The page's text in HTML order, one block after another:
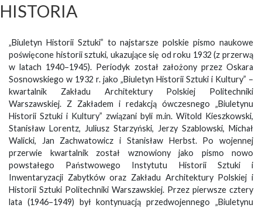
HISTORIA
„Biuletyn Historii Sztuki” to najstarsze polskie pismo naukowe
poświęcone historii sztuki, ukazujące się od roku 1932 (z przerwą
w latach 1940–1945). Periodyk został założony przez Oskara
Sosnowskiego w 1932 r. jako „Biuletyn Historii Sztuki i Kultury” –
kwartalnik Zakładu Architektury Polskiej Politechniki
Warszawskiej. Z Zakładem i redakcją ówczesnego „Biuletynu
Historii Sztuki i Kultury” związani byli m.in. Witold Kieszkowski,
Stanisław Lorentz, Juliusz Starzyński, Jerzy Szablowski, Michał
Walicki, Jan Zachwatowicz i Stanisław Herbst. Po wojennej
przerwie kwartalnik został wznowiony jako pismo nowo
powstałego Państwowego Instytutu Historii Sztuki i
Inwentaryzacji Zabytków oraz Zakładu Architektury Polskiej i
Historii Sztuki Politechniki Warszawskiej. Przez pierwsze cztery
lata (1946–1949) był kontynuacją przedwojennego „Biuletynu